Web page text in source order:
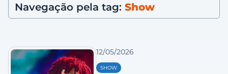
Navegação pela tag: Show
12/05/2026
SHOW